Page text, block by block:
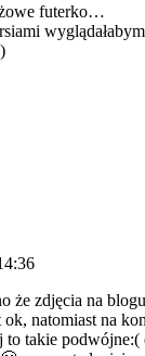
futerko…
że zdjęcia na
natomiast na
to takie